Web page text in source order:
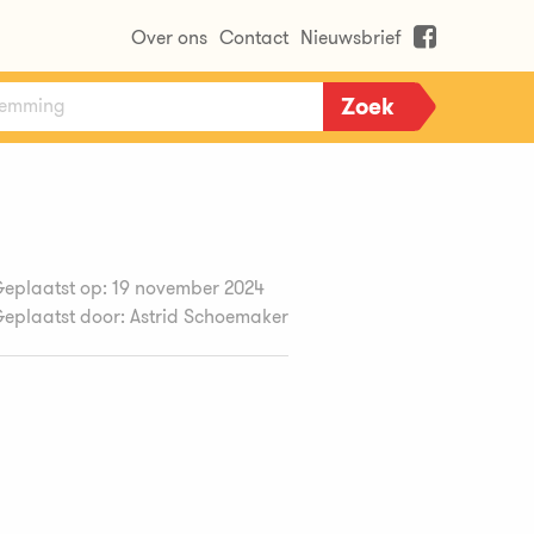
Over ons Contact Nieuwsbrief
op: 19 november 2024
door: Astrid Schoemaker